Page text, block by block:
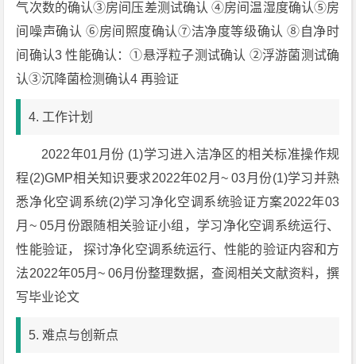
气次数的确认③房间压差测试确认 ④房间温湿度确认⑤房
间噪声确认 ⑥房间照度确认⑦洁净度等级确认 ⑧自净时
间确认3 性能确认：①悬浮粒子测试确认 ②浮游菌测试确
认③沉降菌检测确认4 再验证
4. 工作计划
2022年01月份 (1)学习进入洁净区的相关标准操作规
程(2)GMP相关知识要求2022年02月~ 03月份(1)学习并熟
悉净化空调系统(2)学习净化空调系统验证方案2022年03
月~ 05月份跟随相关验证小组，学习净化空调系统运行、
性能验证， 探讨净化空调系统运行、性能的验证内容和方
法2022年05月~ 06月份整理数据，查阅相关文献资料，撰
写毕业论文
5. 难点与创新点